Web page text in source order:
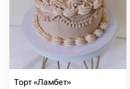
Торт «Ламбет»